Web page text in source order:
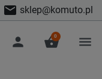
mail sklep@komuto.pl
person shopping_basket
0 menu